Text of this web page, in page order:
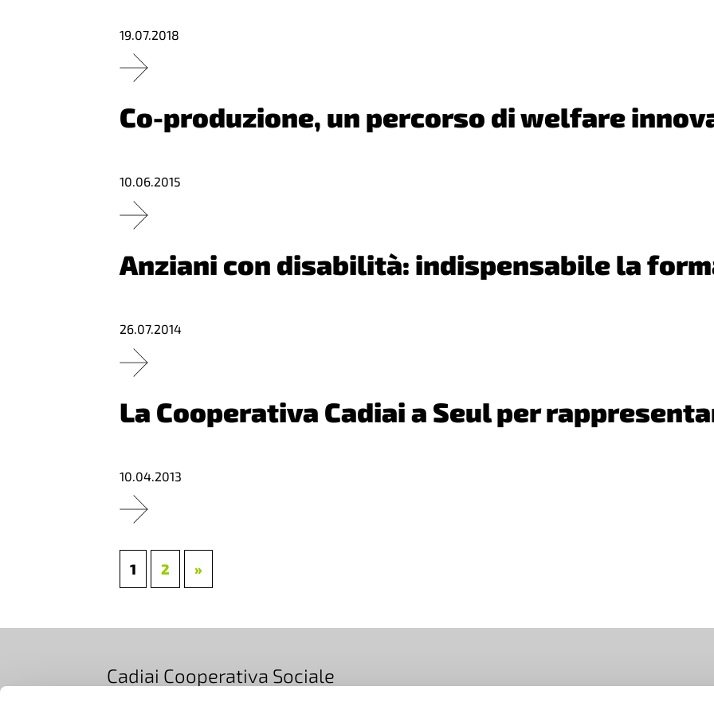
19.07.2018
Co-produzione, un percorso di welfare
10.06.2015
Anziani con disabilità: indispensabile la
26.07.2014
La Cooperativa Cadiai a Seul per
10.04.2013
Paginazione
PAGINA
1 PAGINA
2
COMUNICATI
SUCCESSIVI
»
Cadiai Cooperativa Sociale